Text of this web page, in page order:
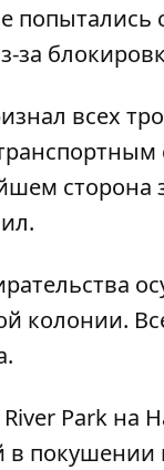
за
всех
колонии.
River Park на
покушении